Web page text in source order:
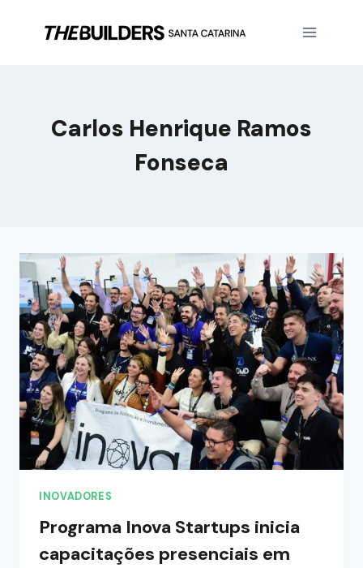
Carlos Henrique Ramos
Fonseca
INOVADORES
Programa Inova Startups inicia
capacitações presenciais em